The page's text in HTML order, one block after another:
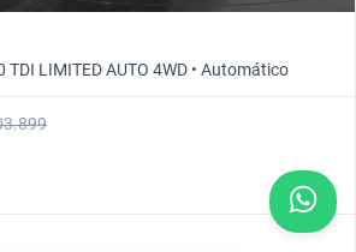
TDI LIMITED AUTO 4WD • Automático